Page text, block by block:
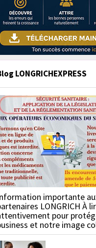
LONGRICHEXPRESS
importante
LONGRICH À
pour
et notre image